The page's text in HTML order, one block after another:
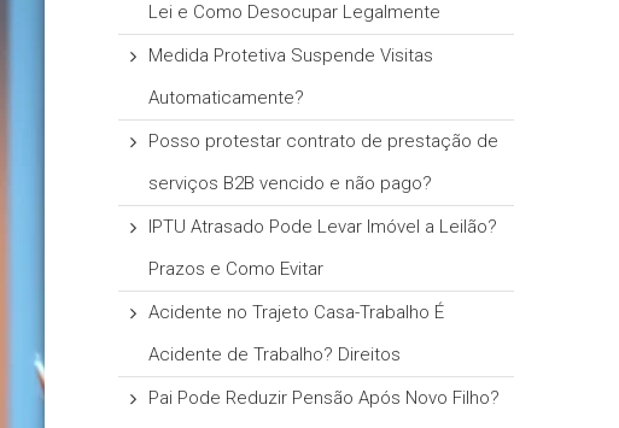
Lei e Como Desocupar Legalmente
Medida Protetiva Suspende Visitas
Automaticamente?
Posso protestar contrato de prestação de
serviços B2B vencido e não pago?
IPTU Atrasado Pode Levar Imóvel a Leilão?
Prazos e Como Evitar
Acidente no Trajeto Casa-Trabalho É
Acidente de Trabalho? Direitos
Pai Pode Reduzir Pensão Após Novo Filho?